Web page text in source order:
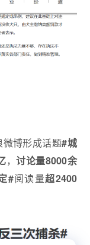
博形成话题#城
，讨论量8000余
#阅读量超2400